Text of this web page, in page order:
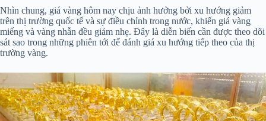
Nhìn chung, giá vàng hôm nay chịu ảnh hưởng bởi xu hướng giảm
trên thị trường quốc tế và sự điều chỉnh trong nước, khiến giá vàng
miếng và vàng nhẫn đều giảm nhẹ. Đây là diễn biến cần được theo dõi
sát sao trong những phiên tới để đánh giá xu hướng tiếp theo của thị
trường vàng.